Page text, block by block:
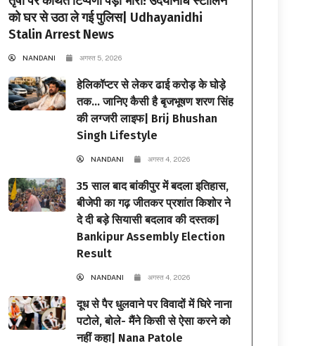
को घर से उठा ले गई पुलिस| Udhayanidhi
Stalin Arrest News
NANDANI अगस्त 5, 2026
हेलिकॉप्टर से लेकर ढाई करोड़ के घोड़े
तक… जानिए कैसी है बृजभूषण शरण सिंह
की लग्जरी लाइफ| Brij Bhushan
Singh Lifestyle
NANDANI अगस्त 4, 2026
35 साल बाद बांकीपुर में बदला इतिहास,
बीजेपी का गढ़ जीतकर प्रशांत किशोर ने
दे दी बड़े सियासी बदलाव की दस्तक|
Bankipur Assembly Election
Result
NANDANI अगस्त 4, 2026
दूध से पैर धुलवाने पर विवादों में घिरे नाना
पटोले, बोले- मैंने किसी से ऐसा करने को
नहीं कहा| Nana Patole